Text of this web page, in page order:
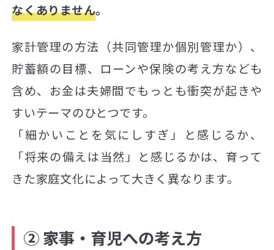
なくありません。
家計管理の方法（共同管理か個別管理か）、
貯蓄額の目標、ローンや保険の考え方なども
含め、お金は夫婦間でもっとも衝突が起きや
すいテーマのひとつです。
「細かいことを気にしすぎ」と感じるか、
「将来の備えは当然」と感じるかは、育って
きた家庭文化によって大きく異なります。
② 家事・育児への考え方